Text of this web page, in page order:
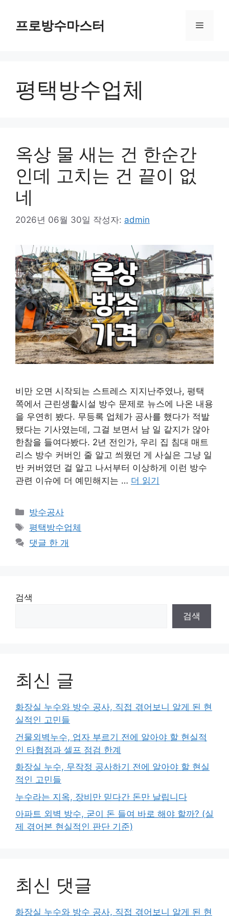
프로방수마스터 메
평택방수업체
옥상 물 새는 건 한순간
인데 고치는 건 끝이 없
네
2026년 06월 30일 작성자: admin
비만 오면 시작되는 스트레스 지지난주였나, 평택
쪽에서 근린생활시설 방수 문제로 뉴스에 나온 내용
을 우연히 봤다. 무등록 업체가 공사를 했다가 적발
됐다는 기사였는데, 그걸 보면서 남 일 같지가 않아
한참을 들여다봤다. 2년 전인가, 우리 집 침대 매트
리스 방수 커버인 줄 알고 씌웠던 게 사실은 그냥 일
반 커버였던 걸 알고 나서부터 이상하게 이런 방수
관련 이슈에 더 예민해지는 … 더 읽기
카
테
리
방수공사
태
그
평택방수업체
댓글 한 개
검색
검색
최신 글
화장실 누수와 방수 공사, 직접 겪어보니 알게 된 현
실적인 고민들
건물외벽누수, 업자 부르기 전에 알아야 할 현실적
인 타협점과 셀프 점검 한계
화장실 누수, 무작정 공사하기 전에 알아야 할 현실
적인 고민들
누수라는 지옥, 장비만 믿다간 돈만 날립니다
아파트 외벽 방수, 굳이 돈 들여 바로 해야 할까? (실
제 겪어본 현실적인 판단 기준)
최신 댓글
화장실 누수와 방수 공사, 직접 겪어보니 알게 된 현